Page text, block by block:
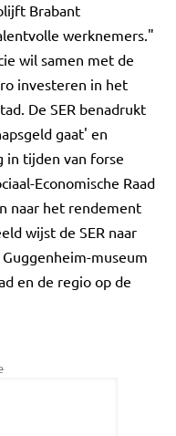
Brabant
werknemers."
wil samen met de
investeren in het
De SER benadrukt
gaat' en
in tijden van forse
Economische Raad
naar het rendement
wijst de SER naar
museum
en de regio op de